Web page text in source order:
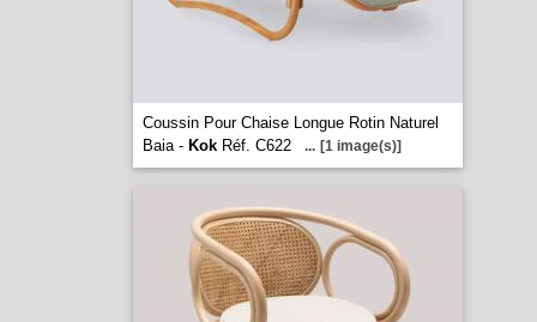
Coussin Pour Chaise Longue Rotin Naturel
Baia - KokRéf. C622 ... [1 image(s)]